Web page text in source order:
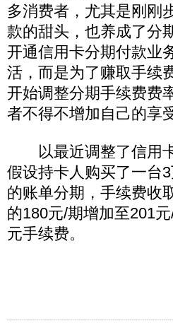
多消费者，尤其是刚刚
款的甜头，也养成了分
开通信用卡分期付款业
活，而是为了赚取手续
开始调整分期手续费费
者不得不增加自己的享
以最近调整了信用卡
假设持卡人购买了一台
的账单分期，手续费收
的180元/期增加至201
元手续费。